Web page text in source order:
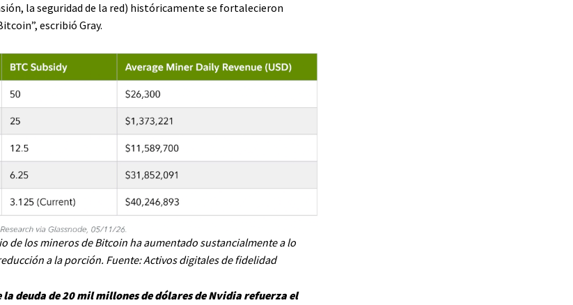
la seguridad de la red) históricamente se fortalecieron
escribió Gray.
de los mineros de Bitcoin ha aumentado sustancialmente a lo
a la porción. Fuente:Activos digitales de fidelidad
la deuda de 20 mil millones de dólares de Nvidia refuerza el